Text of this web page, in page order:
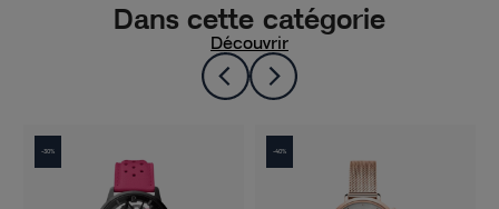
Dans cette catégorie
Découvrir